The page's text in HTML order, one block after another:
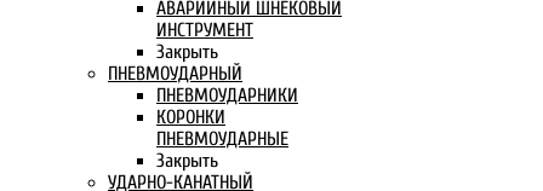
АВАРИЙНЫЙ ШНЕКОВЫЙ
ИНСТРУМЕНТ
Закрыть
ПНЕВМОУДАРНЫЙ
ПНЕВМОУДАРНИКИ
КОРОНКИ
ПНЕВМОУДАРНЫЕ
Закрыть
УДАРНО-КАНАТНЫЙ